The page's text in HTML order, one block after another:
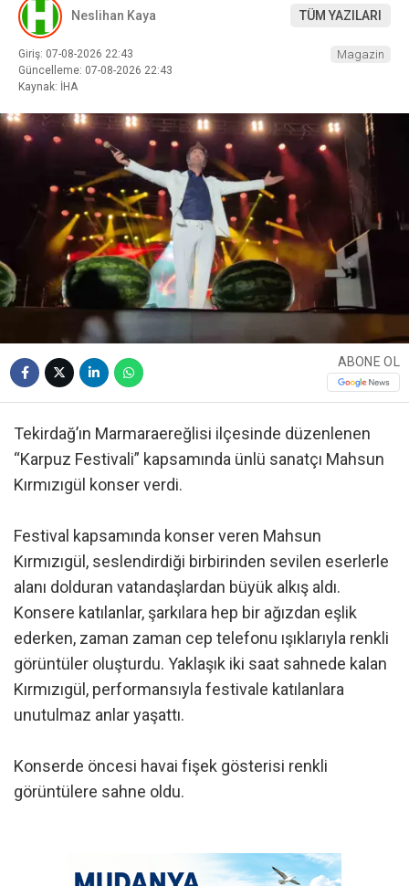
Neslihan Kaya TÜM YAZILARI
Giriş: 07-08-2026 22:43
Güncelleme: 07-08-2026 22:43
Kaynak: İHA
Magazin
ABONE OL
Tekirdağ’ın Marmaraereğlisi ilçesinde düzenlenen
“Karpuz Festivali” kapsamında ünlü sanatçı Mahsun
Kırmızıgül konser verdi.
Festival kapsamında konser veren Mahsun
Kırmızıgül, seslendirdiği birbirinden sevilen eserlerle
alanı dolduran vatandaşlardan büyük alkış aldı.
Konsere katılanlar, şarkılara hep bir ağızdan eşlik
ederken, zaman zaman cep telefonu ışıklarıyla renkli
görüntüler oluşturdu. Yaklaşık iki saat sahnede kalan
Kırmızıgül, performansıyla festivale katılanlara
unutulmaz anlar yaşattı.
Konserde öncesi havai fişek gösterisi renkli
görüntülere sahne oldu.